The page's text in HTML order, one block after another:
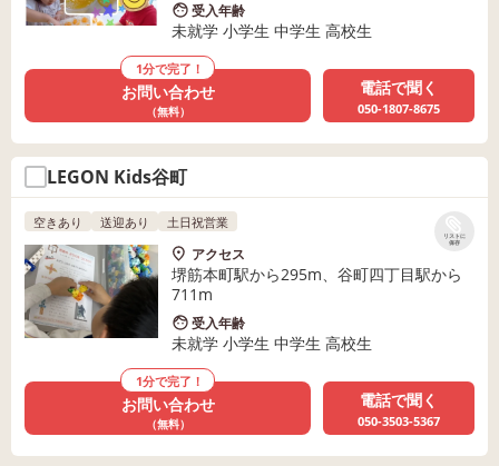
受入年齢
未就学 小学生 中学生 高校生
1分で完了！
お問い合わせ
（無料）
電話で聞く
050-1807-8675
LEGON Kids谷町
リストに
保存
空きあり 送迎あり 土日祝営業
アクセス
堺筋本町駅から295m、谷町四丁目駅から
711m
受入年齢
未就学 小学生 中学生 高校生
1分で完了！
お問い合わせ
（無料）
電話で聞く
050-3503-5367